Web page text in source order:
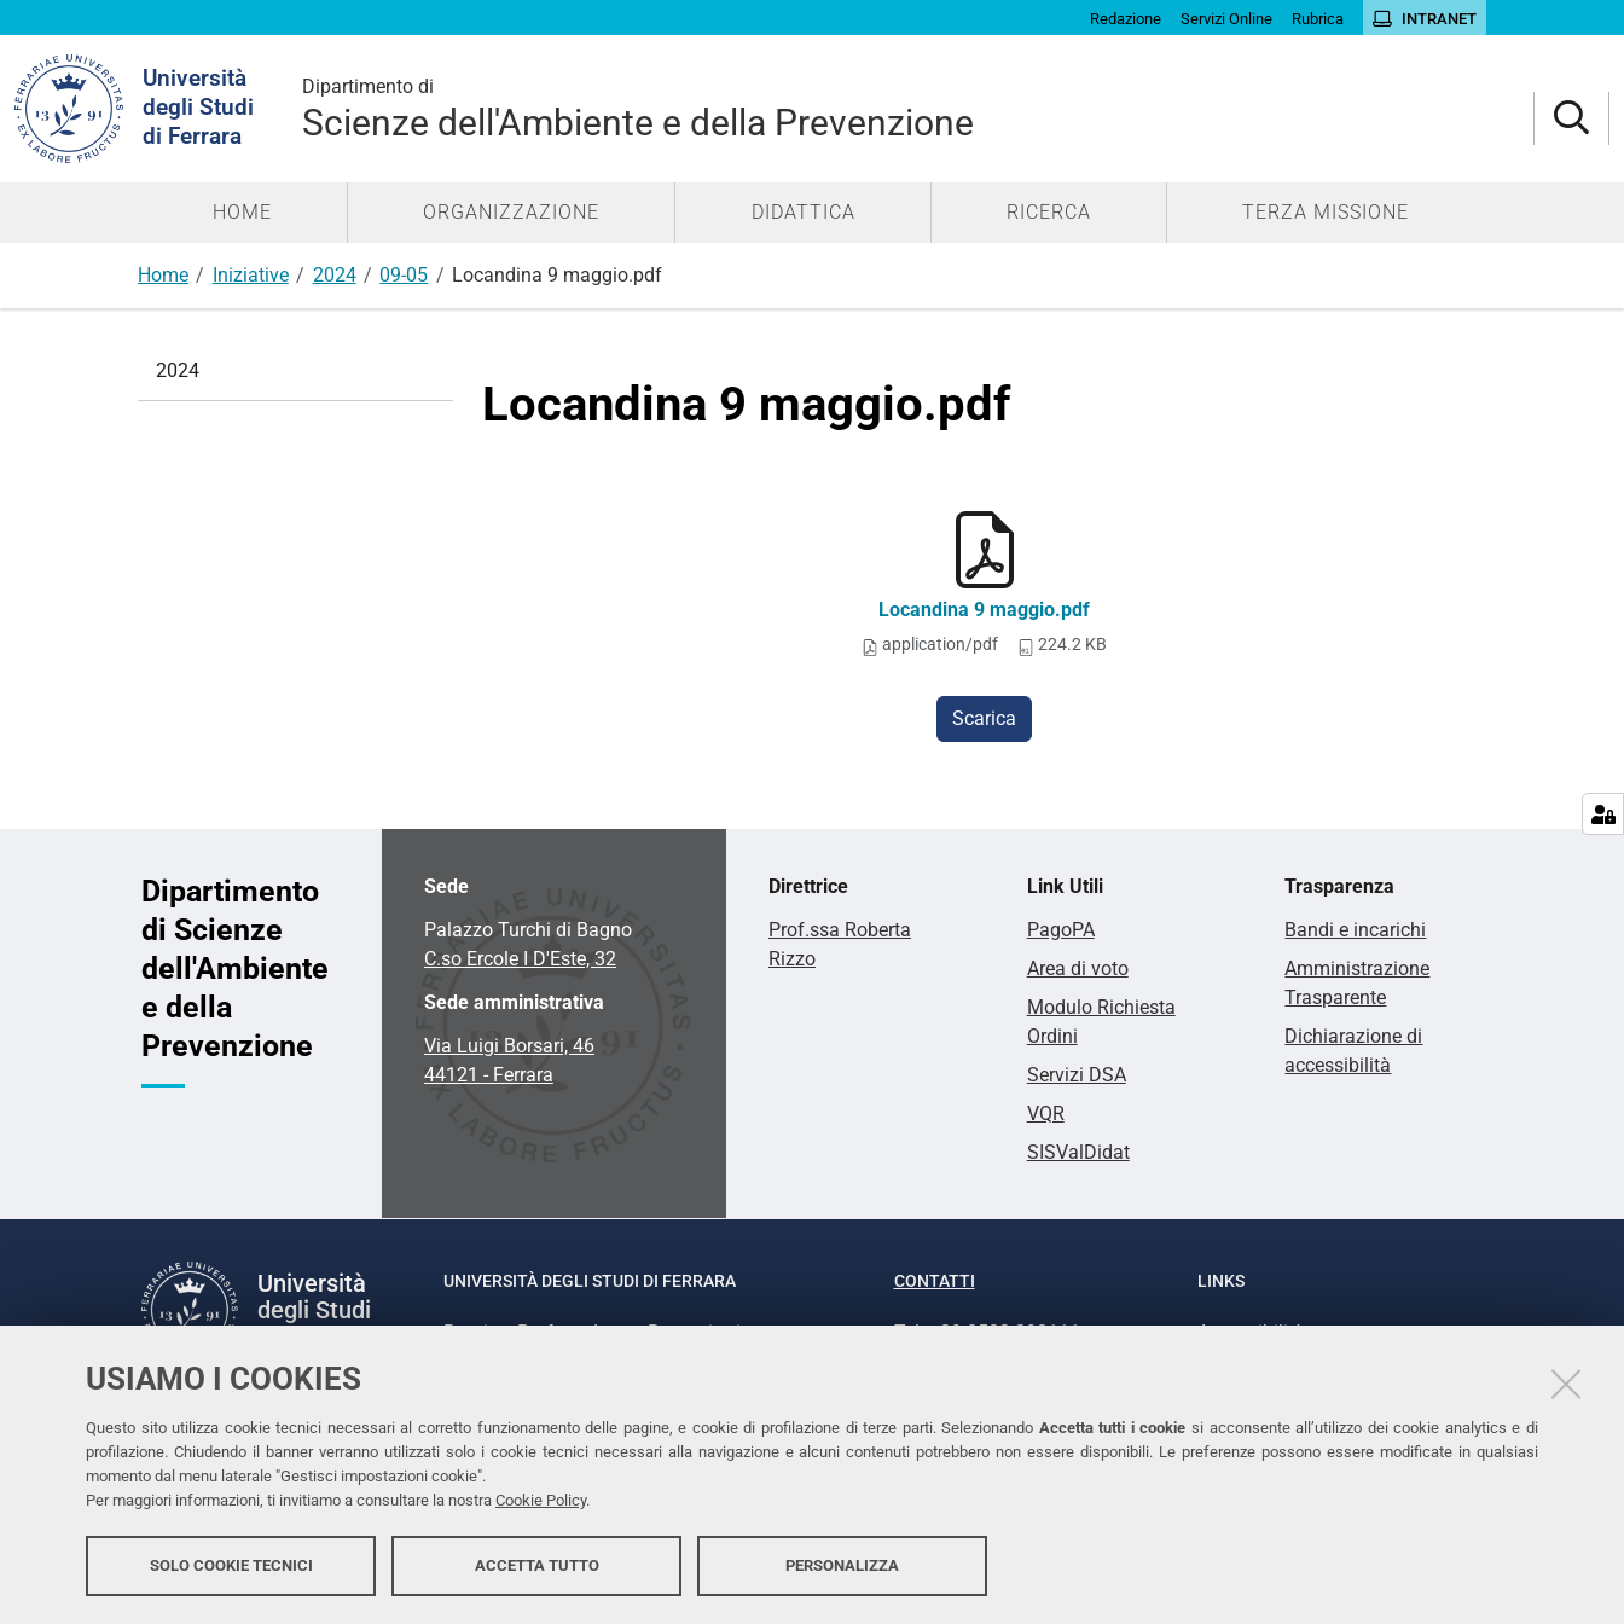
USIAMO I COOKIES
Questo sito utilizza cookie tecnici necessari al corretto funzionamento delle pagine, e cookie di profilazione di terze parti. Selezionando Accetta tutti i cookie si acconsente all’utilizzo dei cookie analytics e di
profilazione. Chiudendo il banner verranno utilizzati solo i cookie tecnici necessari alla navigazione e alcuni contenuti potrebbero non essere disponibili. Le preferenze possono essere modificate in qualsiasi
momento dal menu laterale "Gestisci impostazioni cookie".
Per maggiori informazioni, ti invitiamo a consultare la nostra Cookie Policy.
SOLO COOKIE TECNICI ACCETTA TUTTO PERSONALIZZA
Redazione Servizi Online Rubrica INTRANET
Università
degli Studi
di Ferrara
Dipartimento di
Scienze dell'Ambiente e della Prevenzione
nel
sito
HOME ORGANIZZAZIONE DIDATTICA RICERCA TERZA MISSIONE
Home Iniziative 2024 09-05 Locandina 9 maggio.pdf
Locandina 9 maggio.pdf
Locandina 9 maggio.pdf
application/pdf 224.2 KB
Scarica
2024
Dipartimento
di Scienze
dell'Ambiente
e della
Prevenzione
Sede
Palazzo Turchi di Bagno
C.so Ercole I D'Este, 32
Sede amministrativa
Via Luigi Borsari, 46
44121 - Ferrara
Direttrice
Prof.ssa Roberta
Rizzo
Link Utili
PagoPA
Area di voto
Modulo Richiesta
Ordini
Servizi DSA
VQR
SISValDidat
Trasparenza
Bandi e incarichi
Amministrazione
Trasparente
Dichiarazione di
accessibilità
Università
degli Studi
Facebook
LinkedinInstagram
Youtube
UNIVERSITÀ DEGLI STUDI DI FERRARA
Rettrice: Prof.ssa Laura Ramaciotti
CONTATTI
Tel. +39 0532 293111
LINKS
Accessibilità
Cookies